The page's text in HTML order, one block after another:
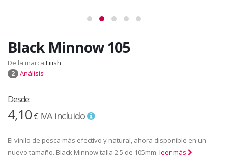
Black Minnow 105
De la marca Fiiish
2 Análisis
Desde:
4,10€ IVA incluido
El vinilo de pesca más efectivo y natural, ahora disponible en un
nuevo tamaño. Black Minnow talla 2.5 de 105mm. leer más